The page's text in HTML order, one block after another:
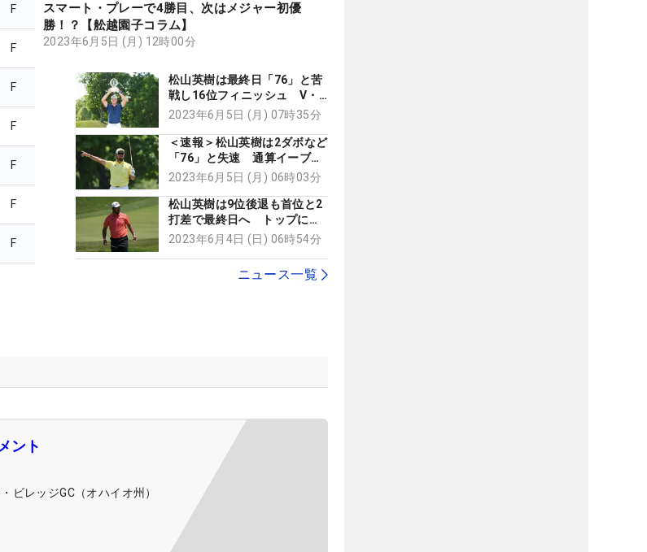
F
F
F
F
F
F
F
スマート・プレーで4勝目、次はメジャー初優
勝！？【舩越園子コラム】
2023年6月5日 (月) 12時00分
松山英樹は最終日「76」と苦
戦し16位フィニッシュ V・
ホブランがPO制し米通算4勝
2023年6月5日 (月) 07時35分
＜速報＞松山英樹は2ダボなど
「76」と失速 通算イーブン
パーでホールアウト
2023年6月5日 (月) 06時03分
松山英樹は9位後退も首位と2
打差で最終日へ トップには
Ｒ・マキロイらが浮上
2023年6月4日 (日) 06時54分
ニュース一覧
ント
ビレッジGC（オハイオ州）